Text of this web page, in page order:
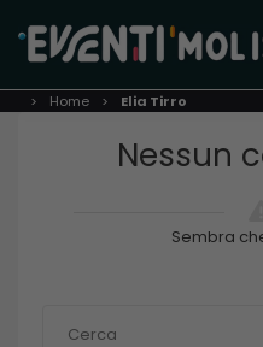
Home Elia Tirro
Nessun
Sembra